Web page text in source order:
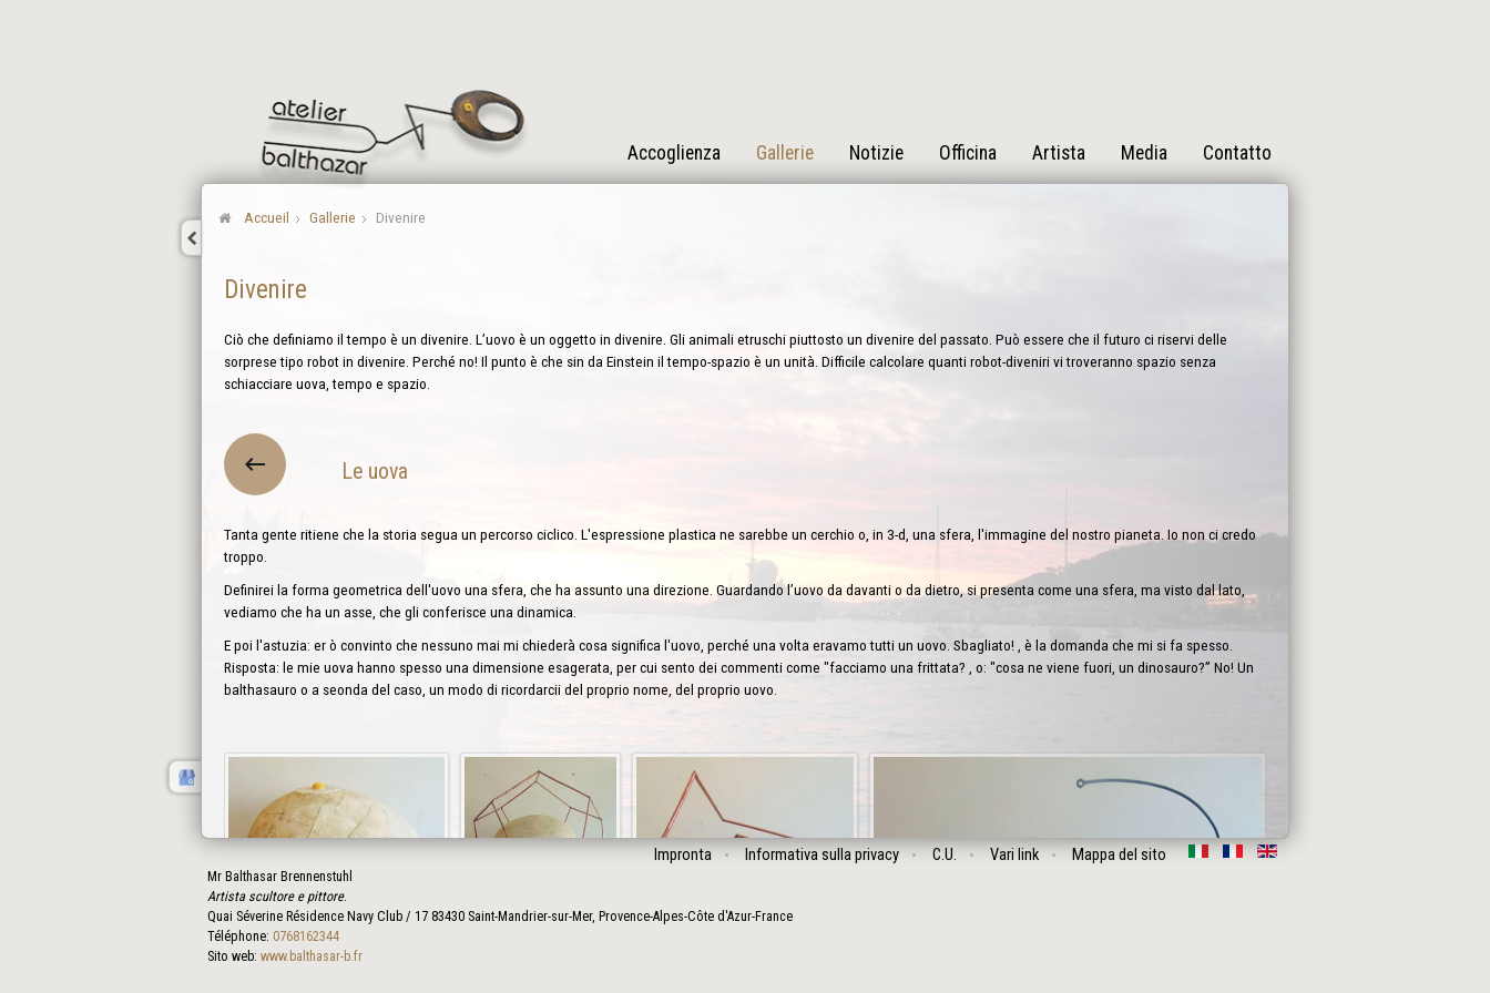
Accoglienza Gallerie Notizie Officina Artista Media Contatto
Accueil Gallerie Divenire
Divenire
Ciò che definiamo il tempo è un divenire. L’uovo è un oggetto in divenire. Gli animali etruschi piuttosto un divenire del passato. Può essere che il futuro ci riservi delle
sorprese tipo robot in divenire. Perché no! Il punto è che sin da Einstein il tempo-spazio è un unità. Difficile calcolare quanti robot-diveniri vi troveranno spazio senza
schiacciare uova, tempo e spazio.
Le uova
Tanta gente ritiene che la storia segua un percorso ciclico. L'espressione plastica ne sarebbe un cerchio o, in 3-d, una sfera, l'immagine del nostro pianeta. Io non ci credo
troppo.
Definirei la forma geometrica dell'uovo una sfera, che ha assunto una direzione. Guardando l’uovo da davanti o da dietro, si presenta come una sfera, ma visto dal lato,
vediamo che ha un asse, che gli conferisce una dinamica.
E poi l'astuzia: er ò convinto che nessuno mai mi chiederà cosa significa l'uovo, perché una volta eravamo tutti un uovo. Sbagliato! , è la domanda che mi si fa spesso.
Risposta: le mie uova hanno spesso una dimensione esagerata, per cui sento dei commenti come "facciamo una frittata? , o: "cosa ne viene fuori, un dinosauro?” No! Un
balthasauro o a seonda del caso, un modo di ricordarcii del proprio nome, del proprio uovo.
Impronta Informativa sulla privacy C.U. Vari link Mappa del sito
Mr Balthasar Brennenstuhl
Artista scultore e pittore.
Quai Séverine Résidence Navy Club / 17 83430 Saint-Mandrier-sur-Mer, Provence-Alpes-Côte d'Azur-France
Téléphone: 0768162344
Sito web: www.balthasar-b.fr